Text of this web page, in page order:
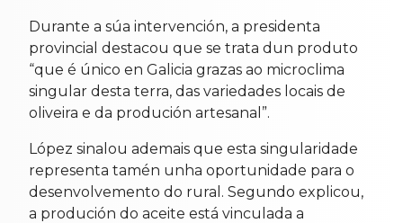
Durante a súa intervención, a presidenta
provincial destacou que se trata dun produto
“que é único en Galicia grazas ao microclima
singular desta terra, das variedades locais de
oliveira e da produción artesanal”.
López sinalou ademais que esta singularidade
representa tamén unha oportunidade para o
desenvolvemento do rural. Segundo explicou,
a produción do aceite está vinculada a